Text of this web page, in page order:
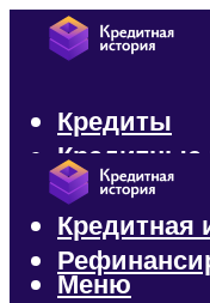
Кредиты
Кредитные
Микрозаймы
Кредитная
Меню